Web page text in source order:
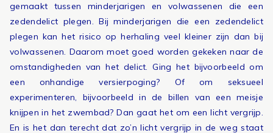
gemaakt tussen minderjarigen en volwassenen die een
zedendelict plegen. Bij minderjarigen die een zedendelict
plegen kan het risico op herhaling veel kleiner zijn dan bij
volwassenen. Daarom moet goed worden gekeken naar de
omstandigheden van het delict. Ging het bijvoorbeeld om
een onhandige versierpoging? Of om seksueel
experimenteren, bijvoorbeeld in de billen van een meisje
knijpen in het zwembad? Dan gaat het om een licht vergrijp.
En is het dan terecht dat zo’n licht vergrijp in de weg staat